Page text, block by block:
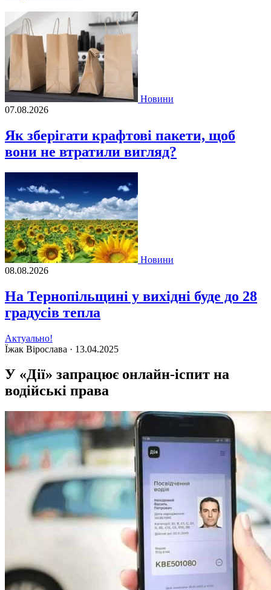
Новини
07.08.2026
Як зберігати крафтові пакети, щоб
вони не втратили вигляд?
Новини
08.08.2026
На Тернопільщині у вихідні буде до 28
градусів тепла
Актуально!
Їжак Вірослава · 13.04.2025
У «Дії» запрацює онлайн-іспит на
водійські права